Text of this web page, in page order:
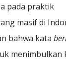
pada praktik
masif di
bahwa kata
menimbulkan